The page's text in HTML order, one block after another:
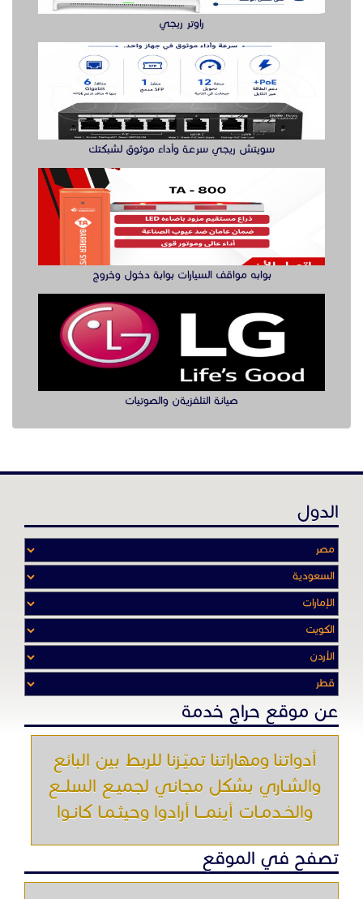
بوابه مواقف السيارات بوابة دخول وخروج
صيانة التلفزيةن والصوتيات
عن موقع حراج خدمة
أدواتنا ومهاراتنا تميّـزنا للربط بين البائع
والشـاري بشكل مجاني لجميـع السلــع
والخـدمـات أينمـــا أرادوا وحيثـمـا كانـوا
تصفح في الموقع
الرئيسية
شروط الاستخدام
اتصل بنا